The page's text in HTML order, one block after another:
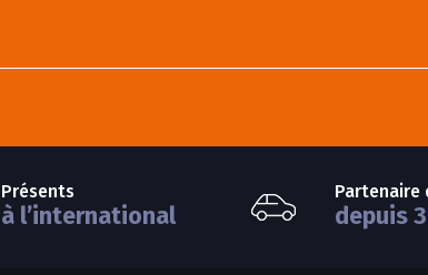
Présents
à l’international
Partenaire
depuis